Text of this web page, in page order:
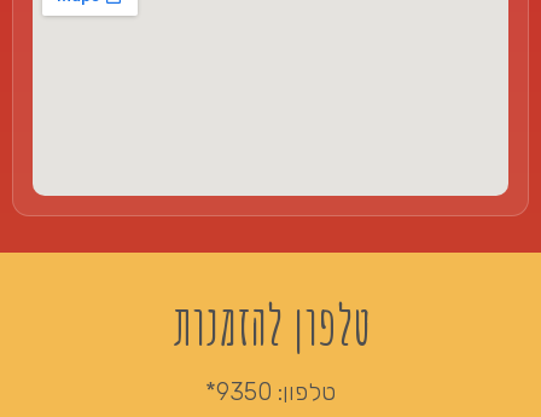
טלפון להזמנות
טלפון: 9350*